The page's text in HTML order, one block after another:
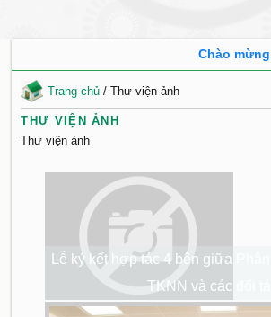
Chào mừng
Trang chủ /Thư viện ảnh
THƯ VIỆN ẢNH
Thư viện ảnh
Lễ ký kết hợp tác 4 bên giữa Phân
TKNN và các đối tác